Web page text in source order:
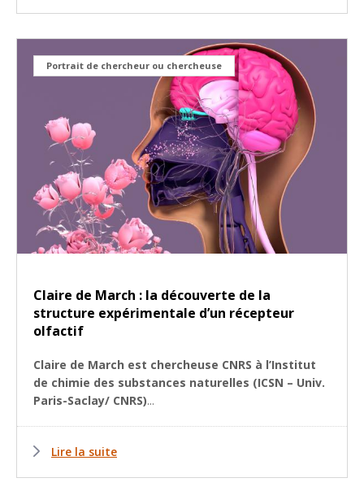
Portrait de chercheur ou chercheuse
Claire de March : la découverte de la
structure expérimentale d’un récepteur
olfactif
Claire de March est chercheuse CNRS à l’Institut
de chimie des substances naturelles (ICSN – Univ.
Paris-Saclay/ CNRS)...
Lire la suite